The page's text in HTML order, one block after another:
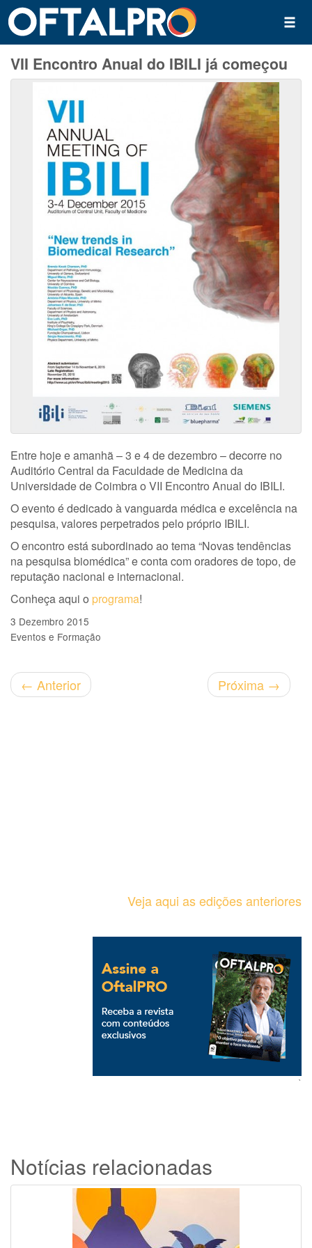
VII Encontro Anual do IBILI já começou
Entre hoje e amanhã – 3 e 4 de dezembro – decorre no
Auditório Central da Faculdade de Medicina da
Universidade de Coimbra o VII Encontro Anual do IBILI.
O evento é dedicado à vanguarda médica e excelência na
pesquisa, valores perpetrados pelo próprio IBILI.
O encontro está subordinado ao tema “Novas tendências
na pesquisa biomédica” e conta com oradores de topo, de
reputação nacional e internacional.
Conheça aqui o programa!
3 Dezembro 2015
Eventos e Formação
← Anterior Próxima →
Veja aqui as edições anteriores
`
Notícias relacionadas